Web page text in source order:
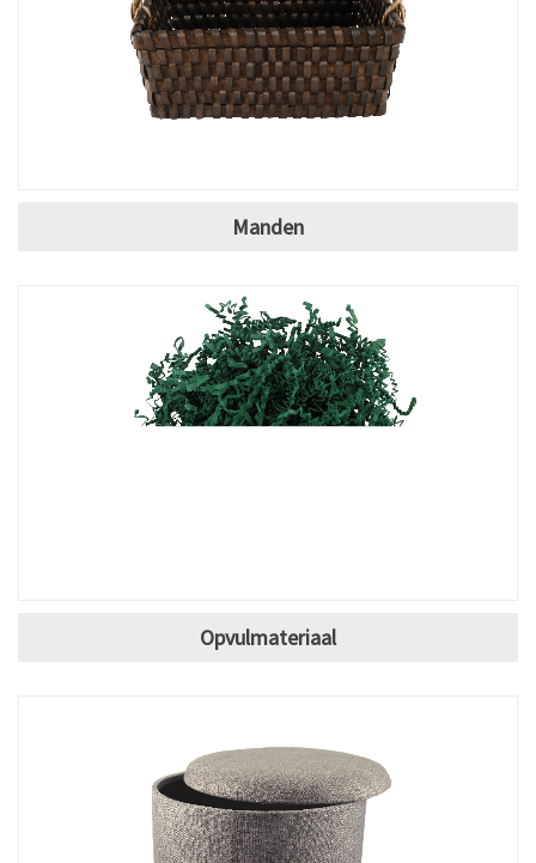
Manden
Opvulmateriaal